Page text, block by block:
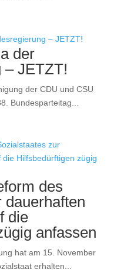
der
– JETZT!
der CDU und CSU
Bundesparteitag...
des
dauerhaften
die
anfassen
hat am 15. November
erhalten...